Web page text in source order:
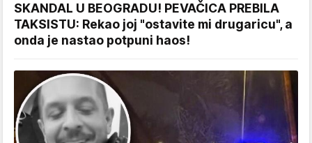
SKANDAL U BEOGRADU! PEVAČICA PREBILA
TAKSISTU: Rekao joj "ostavite mi drugaricu", a
onda je nastao potpuni haos!